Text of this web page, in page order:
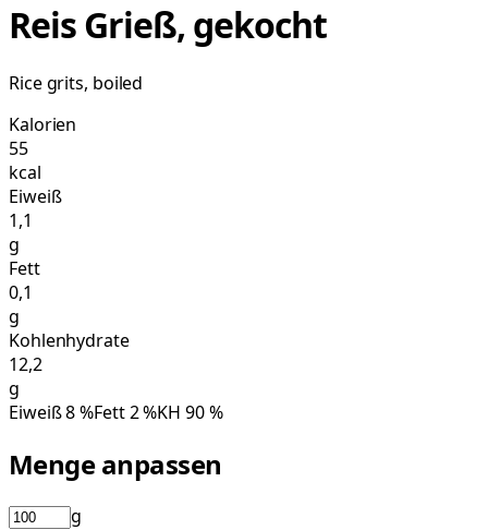
Reis Grieß, gekocht
Rice grits, boiled
Kalorien
55
kcal
Eiweiß
1,1
g
Fett
0,1
g
Kohlenhydrate
12,2
g
Eiweiß8%Fett2%KH90%
Menge anpassen
g